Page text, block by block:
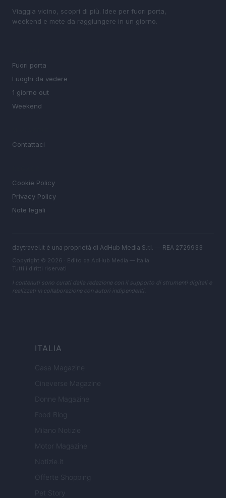
Viaggia vicino, scopri di più. Idee per fuori porta,
weekend e mete da raggiungere in un giorno.
Fuori porta
Luoghi da vedere
1 giorno out
Weekend
Contattaci
Cookie Policy
Privacy Policy
Note legali
daytravel.it è una proprietà di AdHub Media S.r.l. — REA 2729933
Copyright © 2026 · Edito da AdHub Media — Italia
Tutti i diritti riservati
I contenuti sono curati dalla redazione con il supporto di strumenti digitali e
realizzati in collaborazione con autori indipendenti.
ITALIA
Casa Magazine
Cineverse Magazine
Donne Magazine
Food Blog
Milano Notizie
Motor Magazine
Notizie.it
Offerte Shopping
Pet Story